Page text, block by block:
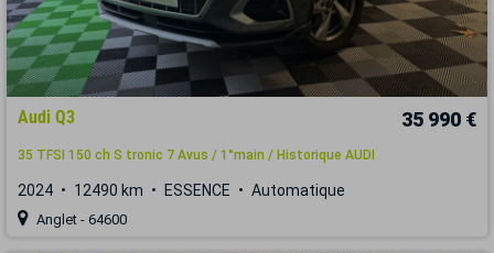
Audi Q3 35 990 €
35 TFSI 150 ch S tronic 7 Avus / 1°main / Historique AUDI
2024 12490 km ESSENCE Automatique
Anglet - 64600